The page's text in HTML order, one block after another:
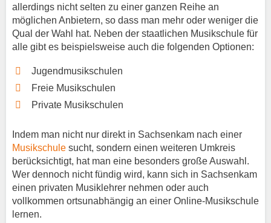
allerdings nicht selten zu einer ganzen Reihe an
möglichen Anbietern, so dass man mehr oder weniger die
Qual der Wahl hat. Neben der staatlichen Musikschule für
alle gibt es beispielsweise auch die folgenden Optionen:
Jugendmusikschulen
Freie Musikschulen
Private Musikschulen
Indem man nicht nur direkt in Sachsenkam nach einer
Musikschule sucht, sondern einen weiteren Umkreis
berücksichtigt, hat man eine besonders große Auswahl.
Wer dennoch nicht fündig wird, kann sich in Sachsenkam
einen privaten Musiklehrer nehmen oder auch
vollkommen ortsunabhängig an einer Online-Musikschule
lernen.